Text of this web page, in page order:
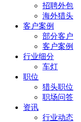
招聘外包
海外猎头
客户案例
部分客户
客户案例
行业细分
车灯
职位
猎头职位
职场问答
资讯
行业动态